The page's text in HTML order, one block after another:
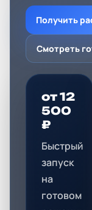
Получить
Смотреть
от 12
500
₽
Быстрый
запуск
на
готовом